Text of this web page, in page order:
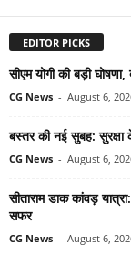
EDITOR PICKS
सीएम योगी की बड़ी
CG News - August 6,
बस्तर की नई सुबह:
CG News - August 6,
सीताराम डाक कांवड़
सफर
CG News - August 6,